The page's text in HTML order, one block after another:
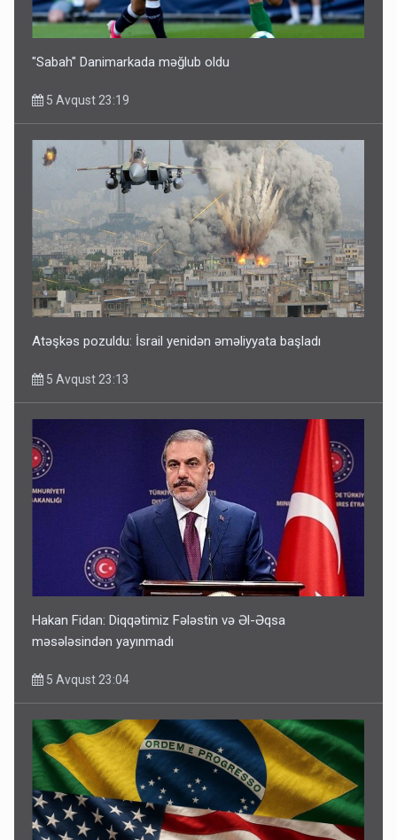
"Sabah" Danimarkada məğlub oldu
5 Avqust 23:19
Atəşkəs pozuldu: İsrail yenidən əməliyyata başladı
5 Avqust 23:13
Hakan Fidan: Diqqətimiz Fələstin və Əl-Əqsa
məsələsindən yayınmadı
5 Avqust 23:04